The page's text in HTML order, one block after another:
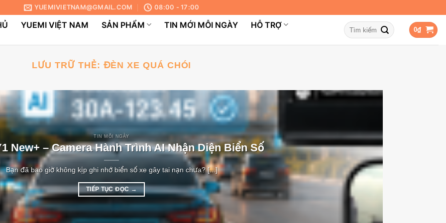
YUEMIVIETNAM@GMAIL.COM 08:00 - 17:00
YUEMI VIỆT NAM SẢN PHẨM TIN MỚI MỖI NGÀY
HỖ TRỢ
Tìm
kiếm:
0₫
LƯU TRỮ THẺ: ĐÈN XE QUÁ CHÓI
TIN MỖI NGÀY
New+ – Camera Hành Trình AI Nhận Diện Biển Số
Bạn đã bao giờ không kịp ghi nhớ biển số xe gây tai nạn chưa? [...]
TIẾP TỤC ĐỌC →